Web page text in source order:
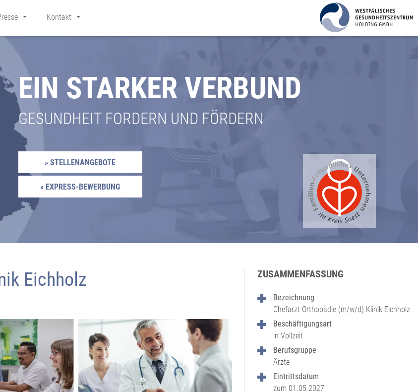
Kontakt
EIN STARKER VERBUND
GESUNDHEIT FORDERN UND FÖRDERN
» STELLENANGEBOTE
» EXPRESS-BEWERBUNG
ZUSAMMENFASSUNG
Bezeichnung
Chefarzt Orthopädie (m/w/d) Klinik Eichholz
Beschäftigungsart
in Vollzeit
Berufsgruppe
Ärzte
Eintrittsdatum
zum 01.05.2027
Eichholz